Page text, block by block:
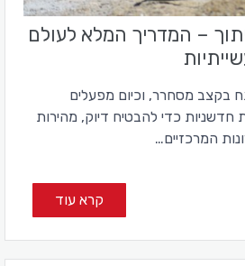
– המדריך המלא לעולם
בקצב מסחרר, וכיום מפעלים
חדשניות כדי להבטיח דיוק, מהירות
המרכזיים…
קרא עוד